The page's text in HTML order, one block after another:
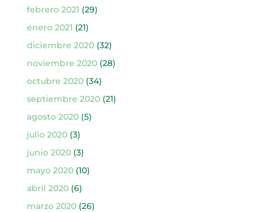
febrero 2021 (29)
enero 2021 (21)
diciembre 2020(32)
noviembre 2020(28)
octubre 2020(34)
septiembre 2020(21)
agosto 2020(5)
julio 2020(3)
junio 2020(3)
mayo 2020(10)
abril 2020(6)
marzo 2020(26)